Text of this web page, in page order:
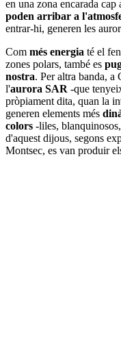
en una zona encarada
poden arribar a
entrar-hi, generen les
Com més energia té el
zones polars, també es
nostra. Per altra banda, a
l'aurora SAR -que
pròpiament dita, quan la
generen elements més
colors -liles,
d'aquest dijous, segons
Montsec, es van produir